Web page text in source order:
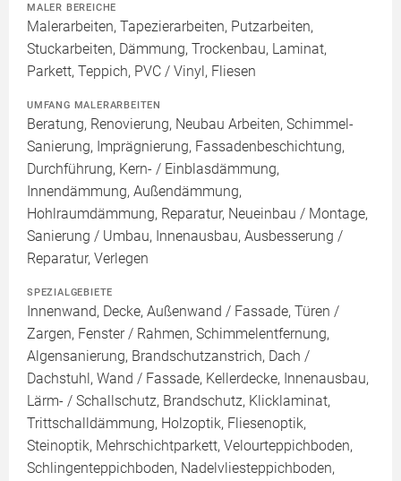
MALER BEREICHE
Malerarbeiten, Tapezierarbeiten, Putzarbeiten,
Stuckarbeiten, Dämmung, Trockenbau, Laminat,
Parkett, Teppich, PVC / Vinyl, Fliesen
UMFANG MALERARBEITEN
Beratung, Renovierung, Neubau Arbeiten, Schimmel-
Sanierung, Imprägnierung, Fassadenbeschichtung,
Durchführung, Kern- / Einblasdämmung,
Innendämmung, Außendämmung,
Hohlraumdämmung, Reparatur, Neueinbau / Montage,
Sanierung / Umbau, Innenausbau, Ausbesserung /
Reparatur, Verlegen
SPEZIALGEBIETE
Innenwand, Decke, Außenwand / Fassade, Türen /
Zargen, Fenster / Rahmen, Schimmelentfernung,
Algensanierung, Brandschutzanstrich, Dach /
Dachstuhl, Wand / Fassade, Kellerdecke, Innenausbau,
Lärm- / Schallschutz, Brandschutz, Klicklaminat,
Trittschalldämmung, Holzoptik, Fliesenoptik,
Steinoptik, Mehrschichtparkett, Velourteppichboden,
Schlingenteppichboden, Nadelvliesteppichboden,